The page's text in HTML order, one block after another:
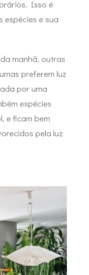
Isso é
espécies e sua
manhã, outras
preferem luz
por uma
espécies
e ficam bem
pela luz